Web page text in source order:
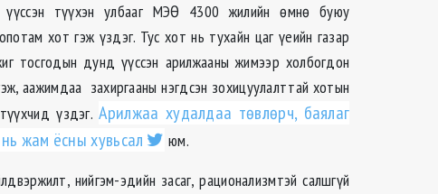
үүссэн түүхэн улбааг МЭӨ 4300 жилийн өмнө буюу
хот гэж үздэг. Тус хот нь тухайн цаг үеийн газар
тосгодын дунд үүссэн арилжааны жимээр холбогдон
аажимдаа захиргааны нэгдсэн зохицуулалттай хотын
түүхчид үздэг.Арилжаа худалдаа төвлөрч, баялаг
жам ёсны хувьсал
юм.
нийгэм-эдийн засаг, рационализмтэй салшгүй